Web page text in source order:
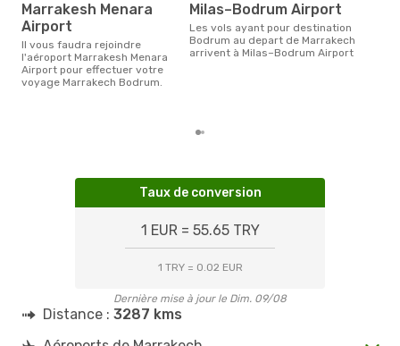
Marrakesh Menara
Airport
Il vous faudra rejoindre
l'aéroport Marrakesh Menara
Airport pour effectuer votre
voyage Marrakech Bodrum.
Milas–Bodrum Airport
Les vols ayant pour destination
Bodrum au depart de Marrakech
arrivent à Milas–Bodrum Airport
Taux de conversion
1 EUR = 55.65 TRY
1 TRY = 0.02 EUR
Dernière mise à jour le Dim. 09/08
Distance : 3287 kms